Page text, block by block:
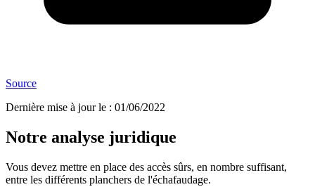
Source
Dernière mise à jour le : 01/06/2022
Notre analyse juridique
Vous devez mettre en place des accès sûrs, en nombre suffisant,
entre les différents planchers de l'échafaudage.